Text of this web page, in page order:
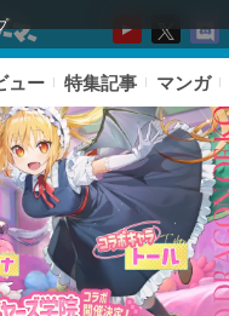
ュー 特集記事 マンガ